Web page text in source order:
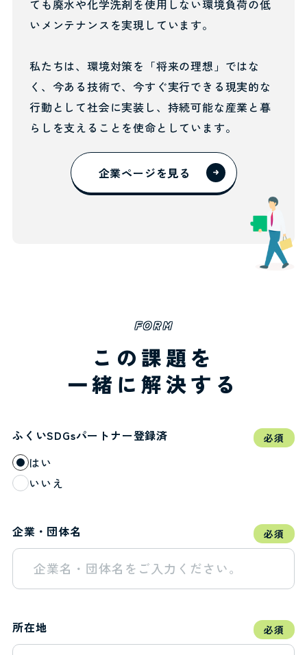
ても廃水や化学洗剤を使用しない環境負荷の低
いメンテナンスを実現しています。
私たちは、環境対策を「将来の理想」ではな
く、今ある技術で、今すぐ実行できる現実的な
行動として社会に実装し、持続可能な産業と暮
らしを支えることを使命としています。
企業ページを見る
FORM
この課題を
一緒に解決する
ふくいSDGsパートナー登録済 必須
はい
いいえ
企業・団体名 必須
所在地 必須